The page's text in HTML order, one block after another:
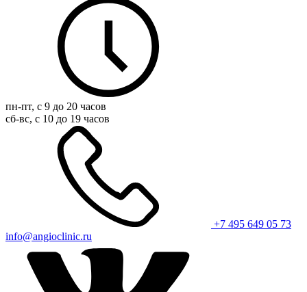
пн-пт, с 9 до 20 часов
сб-вс, с 10 до 19 часов
+7 495 649 05 73
info@angioclinic.ru